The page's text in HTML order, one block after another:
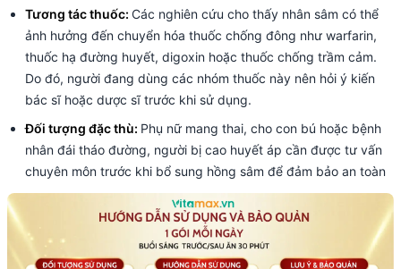
Tương tác thuốc: Các nghiên cứu cho thấy nhân sâm có thể
ảnh hưởng đến chuyển hóa thuốc chống đông như warfarin,
thuốc hạ đường huyết, digoxin hoặc thuốc chống trầm cảm.
Do đó, người đang dùng các nhóm thuốc này nên hỏi ý kiến
bác sĩ hoặc dược sĩ trước khi sử dụng.
Đối tượng đặc thù: Phụ nữ mang thai, cho con bú hoặc bệnh
nhân đái tháo đường, người bị cao huyết áp cần được tư vấn
chuyên môn trước khi bổ sung hồng sâm để đảm bảo an toàn